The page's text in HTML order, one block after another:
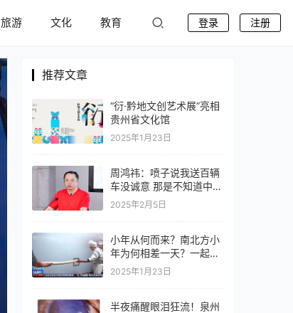
旅游 文化 教育 登录 注册
推荐文章
“衍·黔地文创艺术展”亮相
贵州省文化馆
2025年1月23日
周鸿祎：喷子说我送百辆
车没诚意 那是不知道中奖
率有多高
2025年2月5日
小年从何而来？南北方小
年为何相差一天？一起了
解
2025年1月23日
半夜痛醒眼泪狂流！泉州